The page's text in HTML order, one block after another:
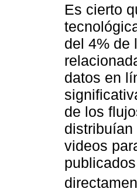
Es cierto
del 4% de
datos en
de los
videos